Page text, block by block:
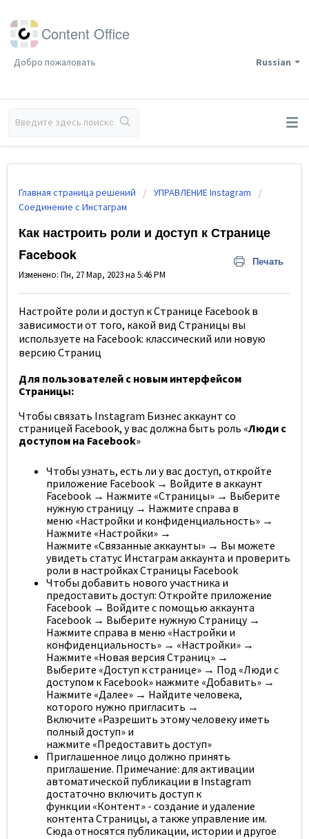
Content Office
Russian
Добро пожаловать
Главная страница решений
УПРАВЛЕНИЕ Instagram
Соединение с Инстаграм
Как настроить роли и доступ к Странице
Facebook
Печать
Изменено: Пн, 27 Мар, 2023 на 5:46 PM
Настройте роли и доступ к Странице Facebook в
зависимости от того, какой вид Страницы вы
используете на Facebook: классический или новую
версию Страниц
Для пользователей с новым интерфейсом
Страницы:
Чтобы связать Instagram Бизнес аккаунт со
страницей Facebook, у вас должна быть роль «Люди с
доступом на Facebook»
Чтобы узнать, есть ли у вас доступ, откройте
приложение Facebook → Войдите в аккаунт
Facebook → Нажмите «Страницы» → Выберите
нужную страницу → Нажмите справа в
меню «Настройки и конфиденциальность» →
Нажмите «Настройки» →
Нажмите «Связанные аккаунты» → Вы можете
увидеть статус Инстаграм аккаунта и проверить
роли в настройках Страницы Facebook
Чтобы добавить нового участника и
предоставить доступ: Откройте приложение
Facebook → Войдите с помощью аккаунта
Facebook → Выберите нужную Страницу →
Нажмите справа в меню «Настройки и
конфиденциальность» → «Настройки» →
Нажмите «Новая версия Страниц» →
Выберите «Доступ к странице» → Под «Люди с
доступом к Facebook» нажмите «Добавить» →
Нажмите «Далее» → Найдите человека,
которого нужно пригласить →
Включите «Разрешить этому человеку иметь
полный доступ» и
нажмите «Предоставить доступ»
Приглашенное лицо должно принять
приглашение. Примечание: для активации
автоматической публикации в Instagram
достаточно включить доступ к
функции «Контент» - создание и удаление
контента Страницы, а также управление им.
Сюда относятся публикации, истории и другое